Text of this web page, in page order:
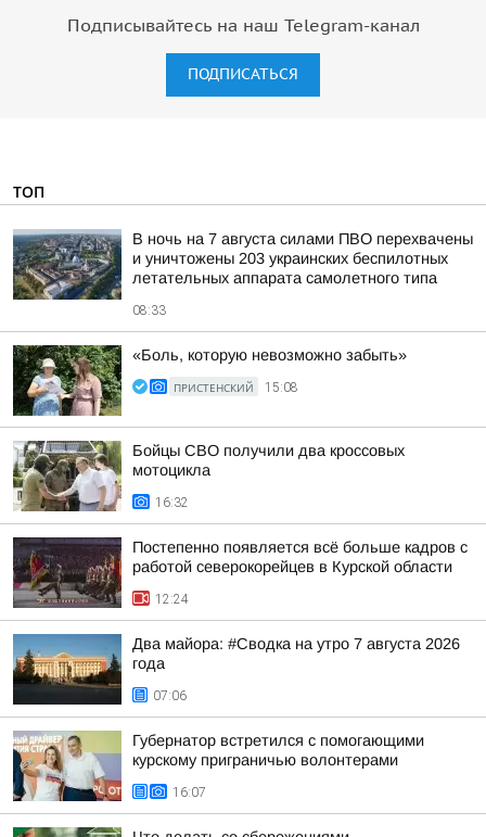
Подписывайтесь на наш Telegram-канал
ПОДПИСАТЬСЯ
ТОП
В ночь на 7 августа силами ПВО перехвачены
и уничтожены 203 украинских беспилотных
летательных аппарата самолетного типа
08:33
«Боль, которую невозможно забыть»
ПРИСТЕНСКИЙ 15:08
Бойцы СВО получили два кроссовых
мотоцикла
16:32
Постепенно появляется всё больше кадров с
работой северокорейцев в Курской области
12:24
Два майора: #Сводка на утро 7 августа 2026
года
07:06
Губернатор встретился с помогающими
курскому приграничью волонтерами
16:07